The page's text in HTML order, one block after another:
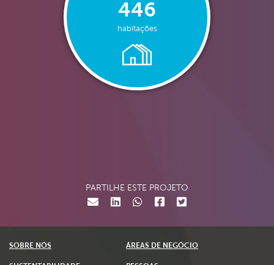
446
habitações
PARTILHE ESTE PROJETO
SOBRE NÓS ÁREAS DE NEGÓCIO